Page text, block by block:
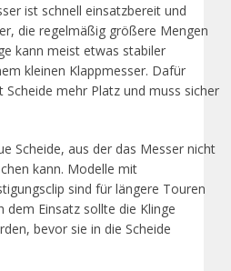
ist schnell einsatzbereit und
die regelmäßig größere Mengen
kann meist etwas stabiler
kleinen Klappmesser. Dafür
mehr Platz und muss sicher
Scheide, aus der das Messer nicht
kann. Modelle mit
sind für längere Touren
dem Einsatz sollte die Klinge
bevor sie in die Scheide